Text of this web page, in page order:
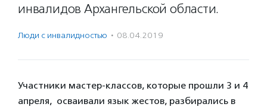
инвалидов Архангельской области.
Люди с инвалидностью · 08.04.2019
Участники мастер-классов, которые прошли 3 и 4
апреля, осваивали язык жестов, разбирались в